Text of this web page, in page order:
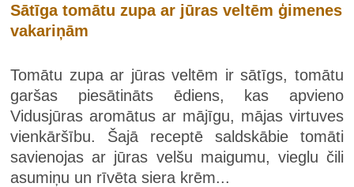
Sātīga tomātu zupa ar jūras veltēm ģimenes
vakariņām
Tomātu zupa ar jūras veltēm ir sātīgs, tomātu
garšas piesātināts ēdiens, kas apvieno
Vidusjūras aromātus ar mājīgu, mājas virtuves
vienkāršību. Šajā receptē saldskābie tomāti
savienojas ar jūras velšu maigumu, vieglu čili
asumiņu un rīvēta siera krēm...